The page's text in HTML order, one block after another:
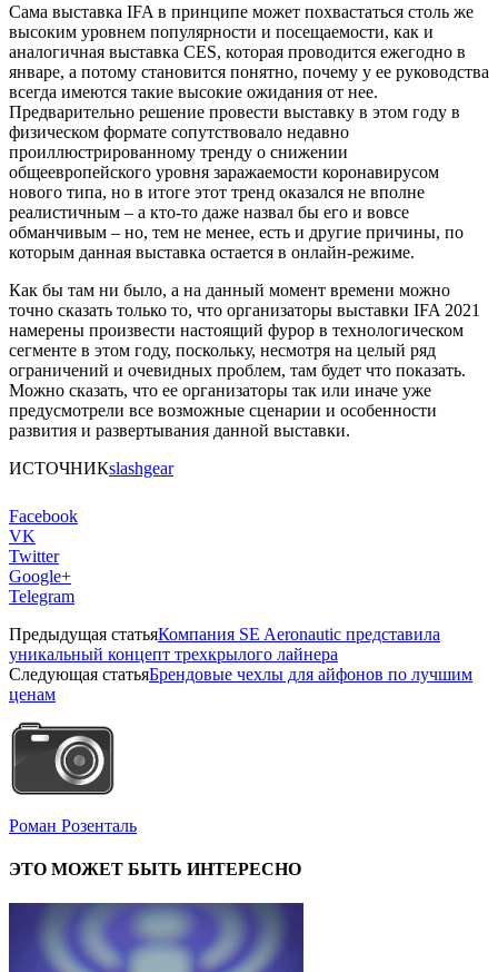
Сама выставка IFA в принципе может похвастаться столь же
высоким уровнем популярности и посещаемости, как и
аналогичная выставка CES, которая проводится ежегодно в
январе, а потому становится понятно, почему у ее руководства
всегда имеются такие высокие ожидания от нее.
Предварительно решение провести выставку в этом году в
физическом формате сопутствовало недавно
проиллюстрированному тренду о снижении
общеевропейского уровня заражаемости коронавирусом
нового типа, но в итоге этот тренд оказался не вполне
реалистичным – а кто-то даже назвал бы его и вовсе
обманчивым – но, тем не менее, есть и другие причины, по
которым данная выставка остается в онлайн-режиме.
Как бы там ни было, а на данный момент времени можно
точно сказать только то, что организаторы выставки IFA 2021
намерены произвести настоящий фурор в технологическом
сегменте в этом году, поскольку, несмотря на целый ряд
ограничений и очевидных проблем, там будет что показать.
Можно сказать, что ее организаторы так или иначе уже
предусмотрели все возможные сценарии и особенности
развития и развертывания данной выставки.
ИСТОЧНИКslashgear
Facebook
VK
Twitter
Google+
Telegram
Предыдущая статьяКомпания SE Aeronautic представила
уникальный концепт трехкрылого лайнера
Следующая статьяБрендовые чехлы для айфонов по лучшим
ценам
Роман Розенталь
ЭТО МОЖЕТ БЫТЬ ИНТЕРЕСНО